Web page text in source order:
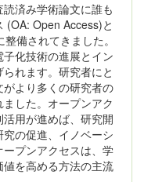
済み学術論文に誰も
(OA: Open Access)と
備されてきました。
化技術の進展とイン
れます。研究者にと
より多くの研究者の
した。オープンアク
用が進めば、研究開
の促進、イノベーシ
プンアクセスは、学
を高める方法の主流